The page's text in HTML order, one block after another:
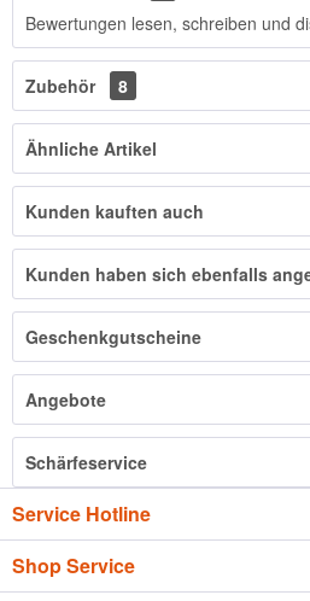
Bewertungen lesen, schreiben und
Zubehör 8
Ähnliche Artikel
Kunden kauften auch
Kunden haben sich ebenfalls
Geschenkgutscheine
Angebote
Schärfeservice
Service Hotline
Shop Service